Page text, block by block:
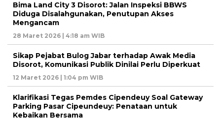
Bima Land City 3 Disorot: Jalan Inspeksi BBWS
Diduga Disalahgunakan, Penutupan Akses
Mengancam
28 Maret 2026 | 4:18 am WIB
Sikap Pejabat Bulog Jabar terhadap Awak Media
Disorot, Komunikasi Publik Dinilai Perlu Diperkuat
12 Maret 2026 | 1:04 pm WIB
Klarifikasi Tegas Pemdes Cipendeuy Soal Gateway
Parking Pasar Cipeundeuy: Penataan untuk
Kebaikan Bersama